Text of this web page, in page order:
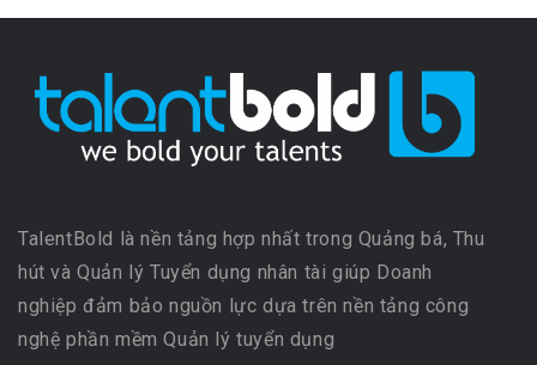
TalentBold là nền tảng hợp nhất trong Quảng bá, Thu
hút và Quản lý Tuyển dụng nhân tài giúp Doanh
nghiệp đảm bảo nguồn lực dựa trên nền tảng công
nghệ phần mềm Quản lý tuyển dụng